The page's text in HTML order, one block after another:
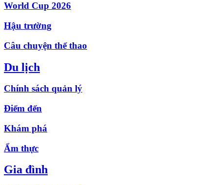
World Cup 2026
Hậu trường
Câu chuyện thể thao
Du lịch
Chính sách quản lý
Điểm đến
Khám phá
Ẩm thực
Gia đình